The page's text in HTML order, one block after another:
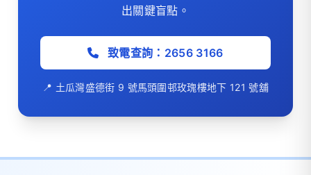
出關鍵盲點。
致電查詢：2656 3166
📍 土瓜灣盛德街 9 號馬頭圍邨玫瑰樓地下 121 號舖